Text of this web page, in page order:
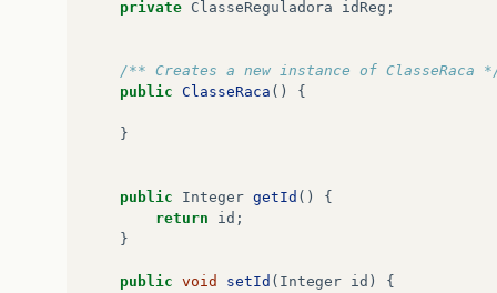
private ClasseReguladora idReg ;
/** Creates a new instance of ClasseRaca
public ClasseRaca () {
}
public Integer getId ()
{
return
id ;
}
public void setId ( Integer id )
{